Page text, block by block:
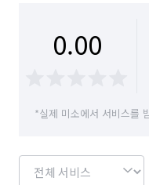
0.00
*실제 미소에서 서비스를